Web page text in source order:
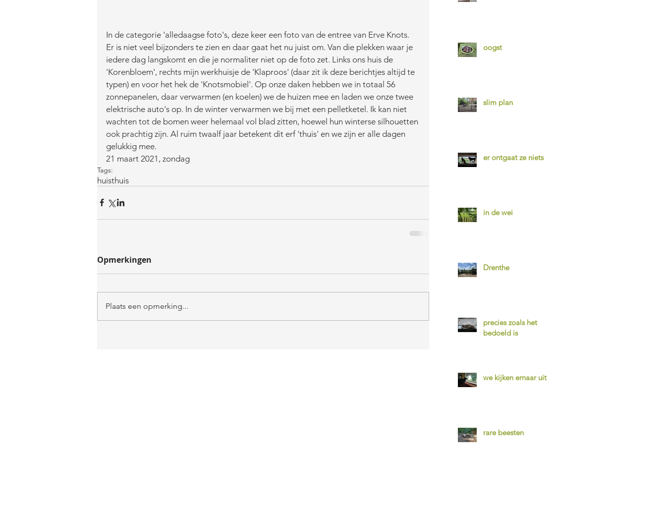
In de categorie 'alledaagse foto's, deze keer een foto van de entree van Erve Knots.
Er is niet veel bijzonders te zien en daar gaat het nu juist om. Van die plekken waar je
iedere dag langskomt en die je normaliter niet op de foto zet. Links ons huis de
'Korenbloem', rechts mijn werkhuisje de 'Klaproos' (daar zit ik deze berichtjes altijd te
typen) en voor het hek de 'Knotsmobiel'. Op onze daken hebben we in totaal 56
zonnepanelen, daar verwarmen (en koelen) we de huizen mee en laden we onze twee
elektrische auto's op. In de winter verwarmen we bij met een pelletketel. Ik kan niet
wachten tot de bomen weer helemaal vol blad zitten, hoewel hun winterse silhouetten
ook prachtig zijn. Al ruim twaalf jaar betekent dit erf 'thuis' en we zijn er alle dagen
gelukkig mee.
21 maart 2021, zondag
Tags:
huisthuis
Opmerkingen
Plaats een opmerking...
oogst
slim plan
er ontgaat ze niets
in de wei
Drenthe
precies zoals het
bedoeld is
we kijken ernaar uit
rare beesten